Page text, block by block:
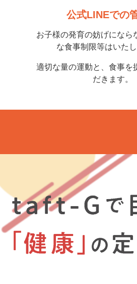
公式LINEでの
お子様の発育の妨げになら
な食事制限等はいたし
適切な量の運動と、食事を
だきます。